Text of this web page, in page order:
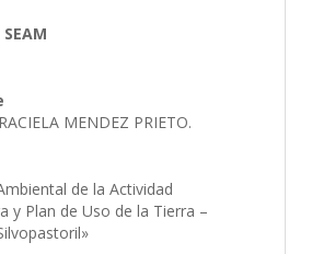
MENDEZ PRIETO.
de la Actividad
y Plan de Uso de la Tierra –